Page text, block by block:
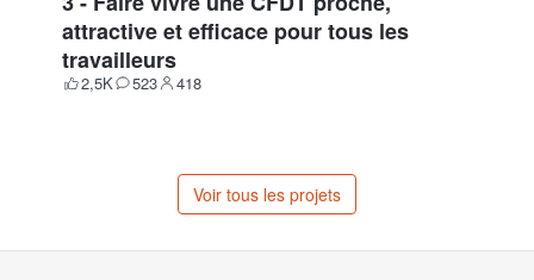
attractive et efficace pour tous les
travailleurs
2,5K
Votes 523
Contributions
418
Participants
Voir tous les projets